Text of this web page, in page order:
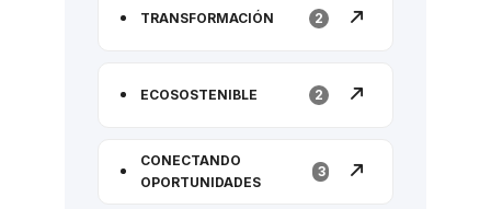
TRANSFORMACIÓN 2
ECOSOSTENIBLE 2
CONECTANDO
OPORTUNIDADES
3